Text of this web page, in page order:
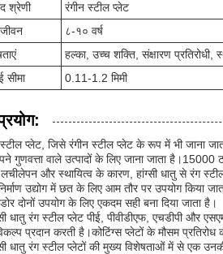
श्रेणी
रंगीन स्टील प्लेट
८-१० वर्ष
हल्का, उच्च शक्ति, संक्षारण
सीमा
0.11-1.2 मिमी
प्लेट, जिसे रंगीन स्टील प्लेट के रूप में भी जाना
गुणवत्ता वाले उत्पादों के लिए जाना जाता है।15000
और स्थायित्व के कारण, हांग्सी धातु से रंग
उद्योग में छत के लिए आम तौर पर उपयोग किया
दोनों उपयोग के लिए एकदम सही बना दिया जाता है।
धातु रंग स्टील प्लेट पीई, पीवीडीएफ, एचडीपी और
प्रदान करती है।कोटिंग्स प्लेटों के मौसम
धातु रंग स्टील प्लेटों की मुख्य विशेषताओं में से एक